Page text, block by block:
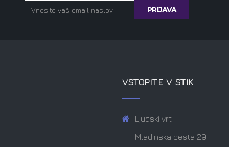
VSTOPITE V STIK
Ljudski vrt
Mladinska cesta 29